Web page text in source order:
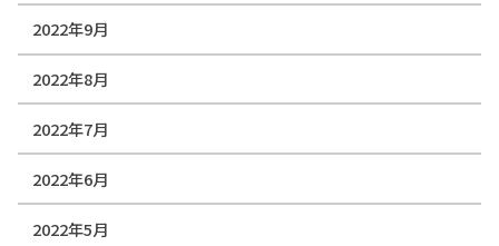
2022年9月
2022年8月
2022年7月
2022年6月
2022年5月